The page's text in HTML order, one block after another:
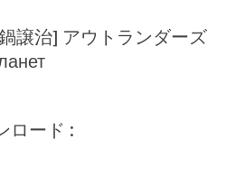
譲治] アウトランダーズ
ロード :